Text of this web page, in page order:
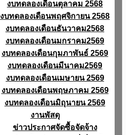
งบทดลองเดือนตุลาคม 2568
งบทดลองเดือนพฤศจิกายน 2568
งบทดลองเดือนธันวาคม2568
งบทดลองเดือนมกราคม2569
งบทดลองเดือนกุมภาพันธ์ 2569
งบทดลองเดือนมีนาคม2569
งบทดลองเดือนเมษายน 2569
งบทดลองเดือนพฤษภาคม 2569
งบทดลองเดือนมิถุนายน 2569
งานพัสดุ
ข่าวประกาศจัดซื้อจัดจ้าง